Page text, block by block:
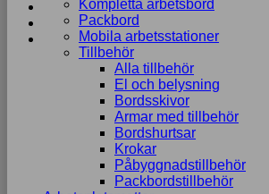
Kompletta arbetsbord
Packbord
Mobila arbetsstationer
Tillbehör
Alla tillbehör
El och belysning
Bordsskivor
Armar med tillbehör
Bordshurtsar
Krokar
Påbyggnadstillbehör
Packbordstillbehör